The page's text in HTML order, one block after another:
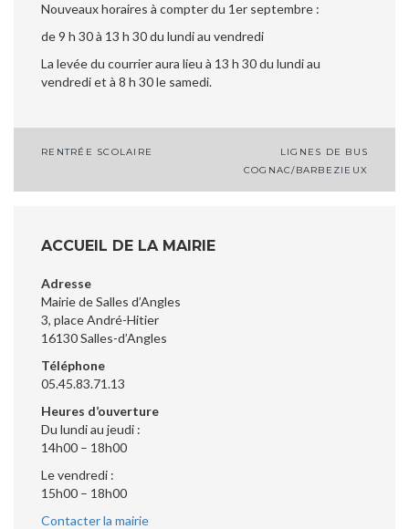
Nouveaux horaires à compter du 1er septembre :
de 9 h 30 à 13 h 30 du lundi au vendredi
La levée du courrier aura lieu à 13 h 30 du lundi au
vendredi et à 8 h 30 le samedi.
Navigation
de
RENTRÉE SCOLAIRE
LIGNES DE BUS
COGNAC/BARBEZIEUX
ACCUEIL DE LA MAIRIE
Adresse
Mairie de Salles d’Angles
3, place André-Hitier
16130 Salles-d’Angles
Téléphone
05.45.83.71.13
Heures d’ouverture
Du lundi au jeudi :
14h00 – 18h00
Le vendredi :
15h00 – 18h00
Contacter la mairie